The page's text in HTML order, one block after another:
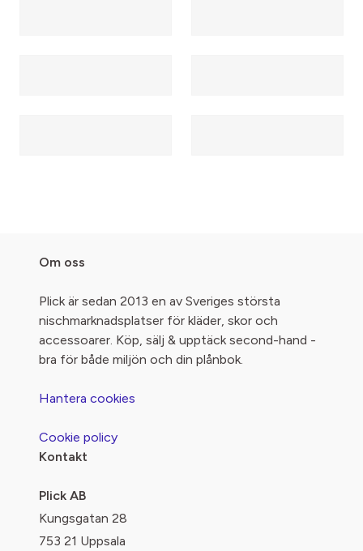
Om oss
Plick är sedan 2013 en av Sveriges största
nischmarknadsplatser för kläder, skor och
accessoarer. Köp, sälj & upptäck second-hand -
bra för både miljön och din plånbok.
Hantera cookies
Cookie policy
Kontakt
Plick AB
Kungsgatan 28
753 21 Uppsala